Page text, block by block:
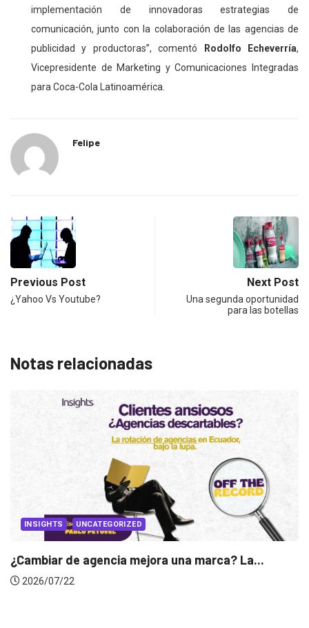
implementación de innovadoras estrategias de
comunicación, junto con la colaboración de las agencias de
publicidad y productoras”, comentó
Rodolfo Echeverría,
Vicepresidente de Marketing y Comunicaciones Integradas
para Coca-Cola Latinoamérica.
Felipe
Previous Post
¿Yahoo Vs Youtube?
Next Post
Una segunda oportunidad
para las botellas
Notas relacionadas
INSIGHTS